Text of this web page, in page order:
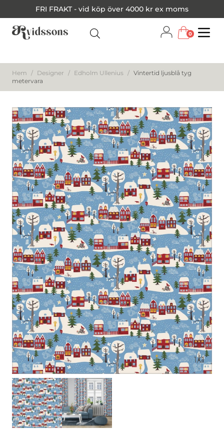
FRI FRAKT - vid köp över 4000 kr ex moms
0
Hem / Designer / Edholm Ullenius / Vintertid ljusblå tyg
metervara
1/2